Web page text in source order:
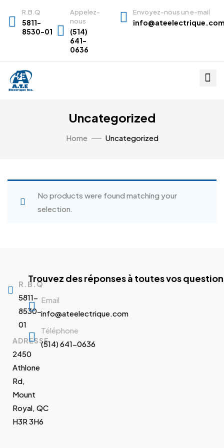
R.B.Q
5811-
8530-01
Appelez-
nous
(514)
641-
0636
Envoyez-nous un e-mail
Uncategorized
Home Uncategorized
No products were found matching your
selection.
R.B.Q
5811-
8530-
01
ADRESSE
2450
Athlone
Rd,
Mount
Royal, QC
H3R 3H6
Trouvez des réponses à toutes vos
Email
info@ateelectrique.com
Téléphone
(514) 641-0636